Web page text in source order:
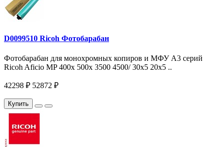
D0099510 Ricoh Фотобарабан
Фотобарабан для монохромных копиров и МФУ A3 серий
Ricoh Aficio MP 400x 500x 3500 4500/ 30x5 20x5 ..
42298 ₽ 52872 ₽
Купить